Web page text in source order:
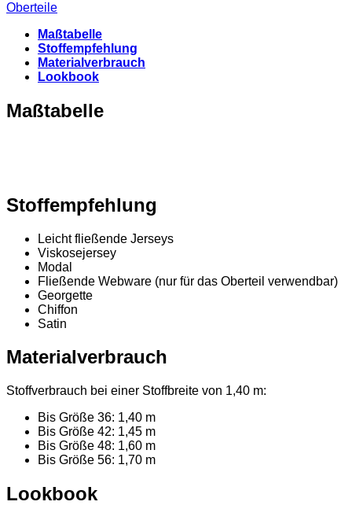
Oberteile
Maßtabelle
Stoffempfehlung
Materialverbrauch
Lookbook
Maßtabelle
Stoffempfehlung
Leicht fließende Jerseys
Viskosejersey
Modal
Fließende Webware (nur für das Oberteil verwendbar)
Georgette
Chiffon
Satin
Materialverbrauch
Stoffverbrauch bei einer Stoffbreite von 1,40 m:
Bis Größe 36: 1,40 m
Bis Größe 42: 1,45 m
Bis Größe 48: 1,60 m
Bis Größe 56: 1,70 m
Lookbook